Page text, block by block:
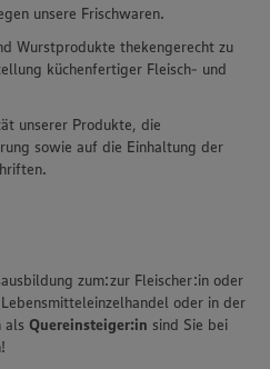
unsere Frischwaren.
Wurstprodukte thekengerecht zu
küchenfertiger Fleisch- und
unserer Produkte, die
sowie auf die Einhaltung der
zum:zur Fleischer:in oder
oder in der
als Quereinsteiger:in sind Sie bei